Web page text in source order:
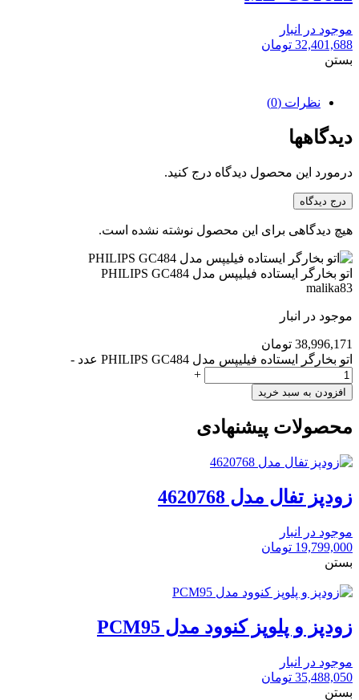
موجود در انبار
32,401,688 تومان
بستن
نظرات (0)
دیدگاهها
درمورد این محصول دیدگاه درج کنید.
درج دیدگاه
هیچ دیدگاهی برای این محصول نوشته نشده است.
اتو بخارگر ایستاده فیلیپس مدل PHILIPS GC484
malika83
موجود در انبار
38,996,171 تومان
اتو بخارگر ایستاده فیلیپس مدل PHILIPS GC484 عدد
-
+
افزودن به سبد خرید
محصولات پیشنهادی
زودپز تفال مدل 4620768
موجود در انبار
19,799,000 تومان
بستن
زودپز و پلوپز کنوود مدل PCM95
موجود در انبار
35,488,050 تومان
بستن